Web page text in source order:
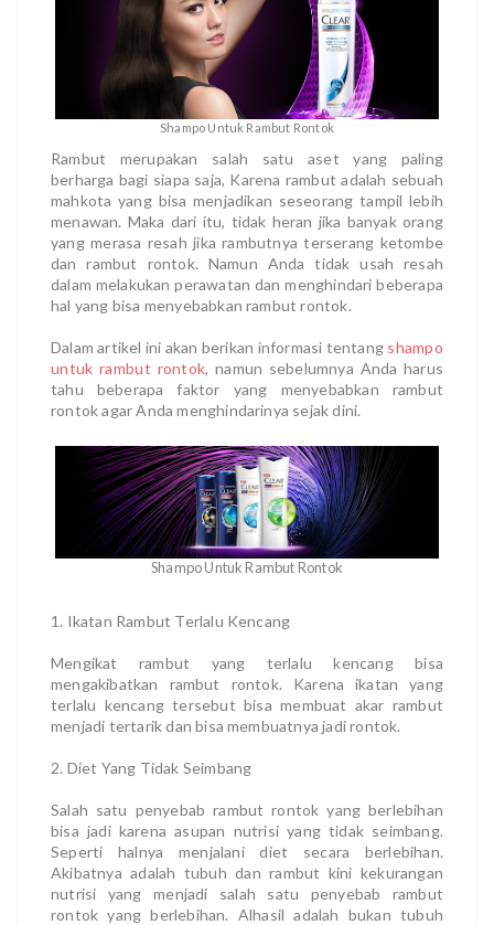
Shampo Untuk Rambut Rontok
Rambut merupakan salah satu aset yang paling
berharga bagi siapa saja, Karena rambut adalah sebuah
mahkota yang bisa menjadikan seseorang tampil lebih
menawan. Maka dari itu, tidak heran jika banyak orang
yang merasa resah jika rambutnya terserang ketombe
dan rambut rontok. Namun Anda tidak usah resah
dalam melakukan perawatan dan menghindari beberapa
hal yang bisa menyebabkan rambut rontok.
Dalam artikel ini akan berikan informasi tentang shampo
untuk rambut rontok, namun sebelumnya Anda harus
tahu beberapa faktor yang menyebabkan rambut
rontok agar Anda menghindarinya sejak dini.
Shampo Untuk Rambut Rontok
1. Ikatan Rambut Terlalu Kencang
Mengikat rambut yang terlalu kencang bisa
mengakibatkan rambut rontok. Karena ikatan yang
terlalu kencang tersebut bisa membuat akar rambut
menjadi tertarik dan bisa membuatnya jadi rontok.
2. Diet Yang Tidak Seimbang
Salah satu penyebab rambut rontok yang berlebihan
bisa jadi karena asupan nutrisi yang tidak seimbang.
Seperti halnya menjalani diet secara berlebihan.
Akibatnya adalah tubuh dan rambut kini kekurangan
nutrisi yang menjadi salah satu penyebab rambut
rontok yang berlebihan. Alhasil adalah bukan tubuh